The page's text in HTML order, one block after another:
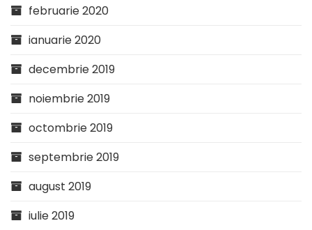
februarie 2020
ianuarie 2020
decembrie 2019
noiembrie 2019
octombrie 2019
septembrie 2019
august 2019
iulie 2019